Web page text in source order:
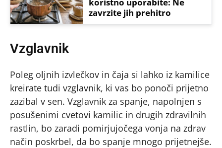
zavrzite jih prehitro
Vzglavnik
Poleg oljnih izvlečkov in čaja si lahko iz kamilice
kreirate tudi vzglavnik, ki vas bo ponoči prijetno
zazibal v sen. Vzglavnik za spanje, napolnjen s
posušenimi cvetovi kamilic in drugih zdravilnih
rastlin, bo zaradi pomirjujočega vonja na zdrav
način poskrbel, da bo spanje mnogo prijetnejše.